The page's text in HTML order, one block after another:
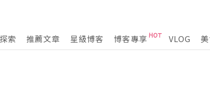
探索 推薦文章 星級博客 博客專享 VLOG